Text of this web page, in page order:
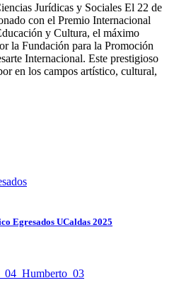
Jurídicas y Sociales El 22 de
con el Premio Internacional
y Cultura, el máximo
la Fundación para la Promoción
Internacional. Este prestigioso
en los campos artístico, cultural,
Egresados UCaldas 2025